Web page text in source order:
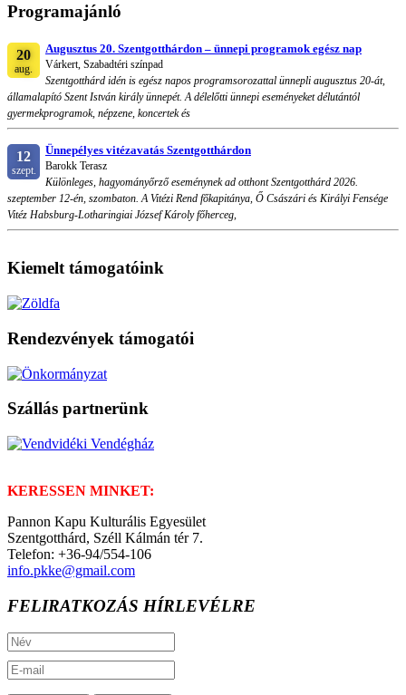
Programajánló
20
aug.
Augusztus 20. Szentgotthárdon – ünnepi programok egész nap
Várkert, Szabadtéri színpad
Szentgotthárd idén is egész napos programsorozattal ünnepli augusztus 20-át,
államalapító Szent István király ünnepét. A délelőtti ünnepi eseményeket délutántól
gyermekprogramok, népzene, koncertek és
12
szept.
Ünnepélyes vitézavatás Szentgotthárdon
Barokk Terasz
Különleges, hagyományőrző eseménynek ad otthont Szentgotthárd 2026.
szeptember 12-én, szombaton. A Vitézi Rend főkapitánya, Ő Császári és Királyi Fensége
Vitéz Habsburg-Lotharingiai József Károly főherceg,
Kiemelt támogatóink
Rendezvények támogatói
Szállás partnerünk
KERESSEN MINKET:
Pannon Kapu Kulturális Egyesület
Szentgotthárd, Széll Kálmán tér 7.
Telefon: +36-94/554-106
info.pkke@gmail.com
FELIRATKOZÁS HÍRLEVÉLRE